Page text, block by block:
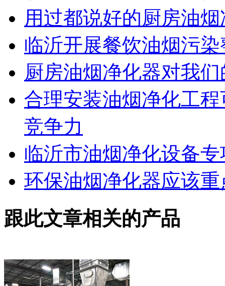
用过都说好的厨房油
临沂开展餐饮油烟污
厨房油烟净化器对我
合理安装油烟净化工
竞争力
临沂市油烟净化设备
环保油烟净化器应该
跟此文章相关的产品